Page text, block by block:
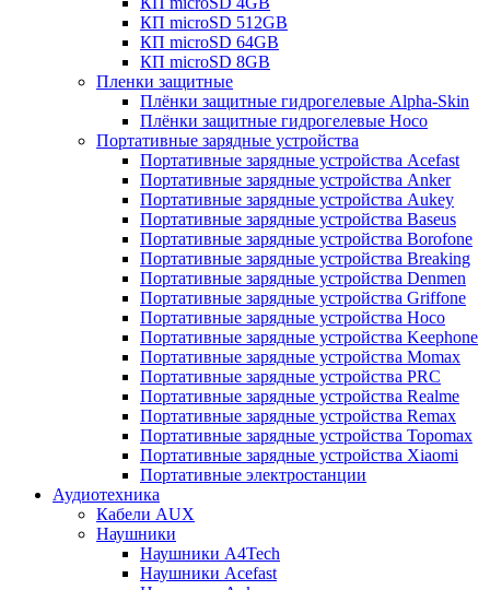
КП microSD 512GB
КП microSD 64GB
КП microSD 8GB
Пленки защитные
Плёнки защитные гидрогелевые Alpha-Skin
Плёнки защитные гидрогелевые Hoco
Портативные зарядные устройства
Портативные зарядные устройства Acefast
Портативные зарядные устройства Anker
Портативные зарядные устройства Aukey
Портативные зарядные устройства Baseus
Портативные зарядные устройства Borofone
Портативные зарядные устройства Breaking
Портативные зарядные устройства Denmen
Портативные зарядные устройства Griffone
Портативные зарядные устройства Hoco
Портативные зарядные устройства Keephone
Портативные зарядные устройства Momax
Портативные зарядные устройства PRC
Портативные зарядные устройства Realme
Портативные зарядные устройства Remax
Портативные зарядные устройства Topomax
Портативные зарядные устройства Xiaomi
Портативные электростанции
Аудиотехника
Кабели AUX
Наушники
Наушники A4Tech
Наушники Acefast